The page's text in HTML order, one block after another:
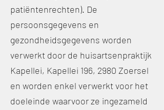
patiëntenrechten). De
persoonsgegevens en
gezondheidsgegevens worden
verwerkt door de huisartsenpraktijk
Kapellei, Kapellei 196, 2980 Zoersel
en worden enkel verwerkt voor het
doeleinde waarvoor ze ingezameld